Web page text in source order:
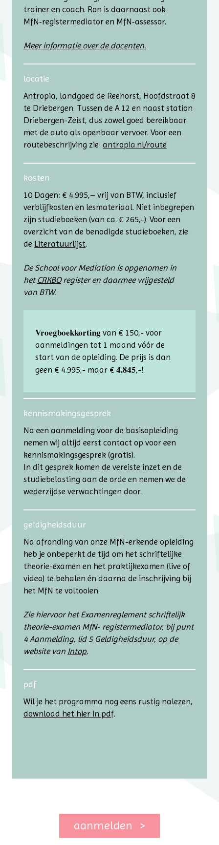
trainer en coach. Ron is daarnaast ook
MfN‑register­mediator en MfN‑assessor.
Meer informatie over de docenten.
locatie
Antropia, landgoed de Reehorst, Hoofdstraat 8
te Driebergen. Tussen de A 12 en naast station
Driebergen-Zeist, dus zowel goed bereikbaar
met de auto als openbaar vervoer. Voor een
routebeschrijving zie: antropia.nl/route
kosten
10 Dagen: € 4.995,– vrij van BTW, inclusief
verblijfkosten en lesmateriaal. Niet inbegrepen
zijn studieboeken (van ca. € 265,-). Voor een
overzicht van de benodigde studieboeken, zie
de Literatuurlijst.
De School voor Mediation is opgenomen in
het CRKBOregister en daarmee vrijgesteld
van BTW.
Vroegboekkorting van € 150,- voor
aanmeldingen tot 1 maand vóór de
start van de opleiding. De prijs is dan
geen € 4.995,- maar € 4.845,-!
kennismakingsgesprek
Na een aanmelding voor de basis­opleiding
nemen wij altijd eerst contact op voor een
kennismakingsgesprek (gratis).
In dit gesprek komen de vereiste inzet en de
studie­belasting aan de orde en nemen we de
wederzijdse verwachtingen door.
geldigheidsduur
Na afronding van onze MfN-erkende opleiding
heb je onbeperkt de tijd om het schriftelijke
theorie-examen en het praktijkexamen (live of
video) te behalen én daarna de inschrijving bij
het MfN te voltooien.
Zie hiervoor het Examenreglement schriftelijk
theorie-examen MfN‑ register­mediator, bij punt
4 Aanmelding, lid 5 Geldigheidsduur, op de
website van Intop.
pdf
Wil je het programma nog eens rustig nalezen,
download het hier in pdf.
aanmelden